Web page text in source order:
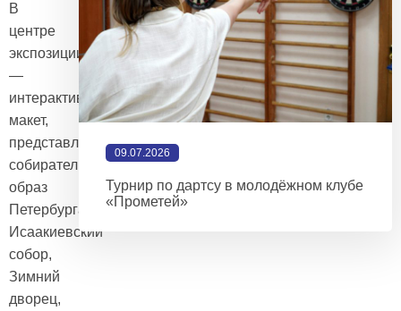
В
центре
экспозиции
—
интерактивный
макет,
представляющий
собирательный
образ
Петербурга:
Исаакиевский
собор,
Зимний
дворец,
09.07.2026
Турнир по дартсу в молодёжном клубе
«Прометей»